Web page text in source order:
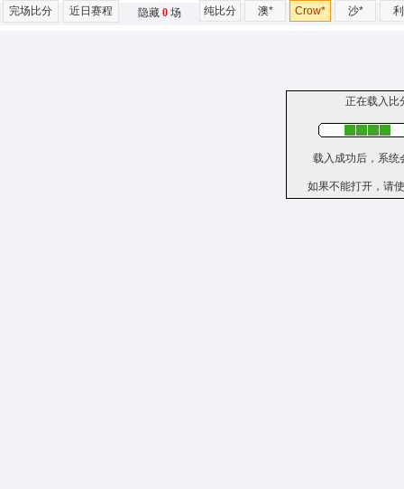
正在载入
载入成功后，系统
如果不能打开，请
完场比分 近日赛程 隐藏 0 场 纯比分 澳* Crow* 沙*